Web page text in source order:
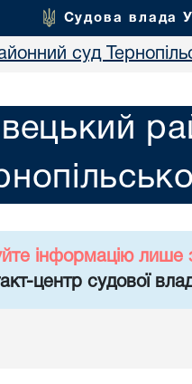
Судова влада
суд
інформацію лише
центр судової